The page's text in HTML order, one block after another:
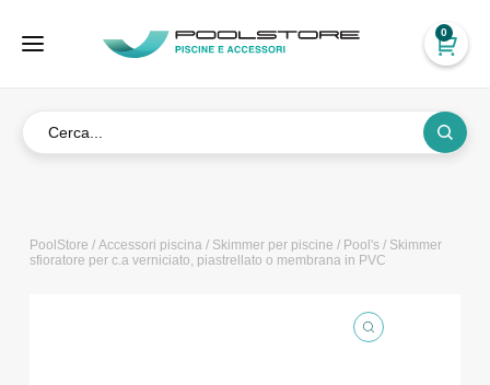
0
PoolStore / Accessori piscina/ Skimmer per piscine / Pool's/ Skimmer
sfioratore per c.a verniciato, piastrellato o membrana in PVC